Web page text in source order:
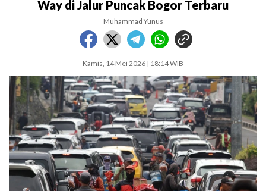
Way di Jalur Puncak Bogor Terbaru
Muhammad Yunus
Kamis, 14 Mei 2026 | 18:14 WIB